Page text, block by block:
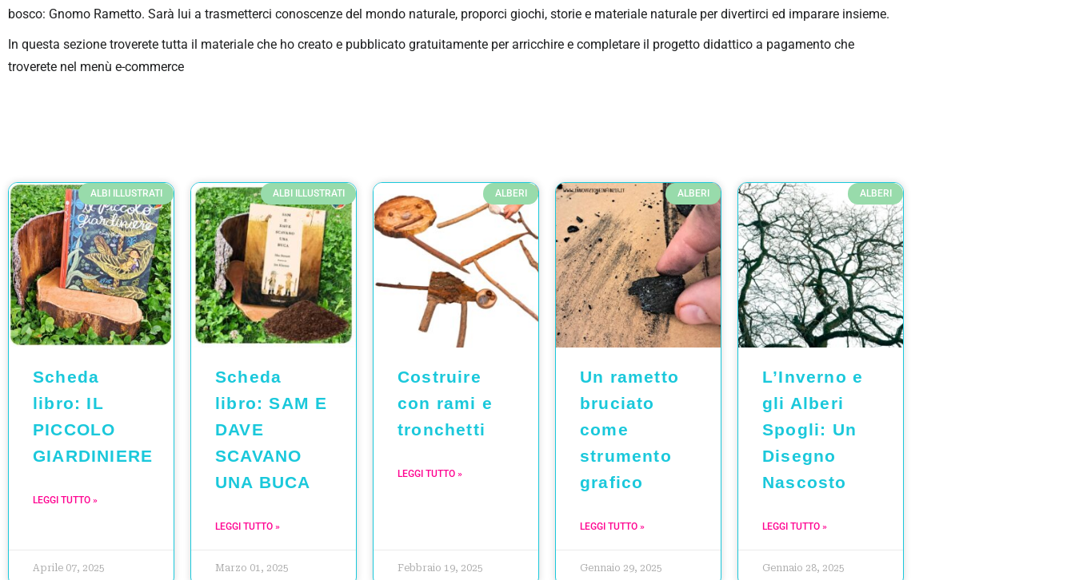
bosco: Gnomo Rametto. Sarà lui a trasmetterci conoscenze del mondo naturale, proporci giochi, storie e materiale naturale per divertirci ed imparare insieme.
In questa sezione troverete tutta il materiale che ho creato e pubblicato gratuitamente per arricchire e completare il progetto didattico a pagamento che
troverete nel menù e-commerce
ALBI ILLUSTRATI
Scheda
libro: IL
PICCOLO
GIARDINIERE
LEGGI TUTTO »
Aprile 07, 2025
ALBI ILLUSTRATI
Scheda
libro: SAM E
DAVE
SCAVANO
UNA BUCA
LEGGI TUTTO »
Marzo 01, 2025
ALBERI
Costruire
con rami e
tronchetti
LEGGI TUTTO »
Febbraio 19, 2025
ALBERI
Un rametto
bruciato
come
strumento
grafico
LEGGI TUTTO »
Gennaio 29, 2025
ALBERI
L’Inverno e
gli Alberi
Spogli: Un
Disegno
Nascosto
LEGGI TUTTO »
Gennaio 28, 2025